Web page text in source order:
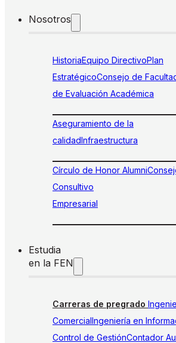
Nosotros
HistoriaEquipo DirectivoPlan
EstratégicoConsejo de
de Evaluación Académica
Aseguramiento de la
calidadInfraestructura
Círculo de Honor Alumni
Consultivo
Empresarial
Estudia
en la FEN
Carreras de pregrado
ComercialIngeniería en
Control de GestiónContador